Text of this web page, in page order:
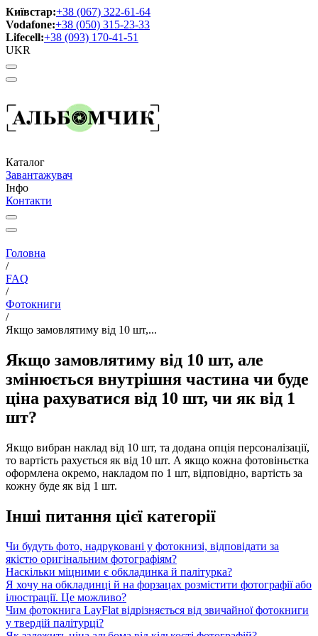
Київстар:+38 (067) 322-61-64
Vodafone:+38 (050) 315-23-33
Lifecell:+38 (093) 170-41-51
UKR
Каталог
Завантажувач
Інфо
Контакти
Головна
/
FAQ
/
Фотокниги
/
Якщо замовлятиму від 10 шт,...
Якщо замовлятиму від 10 шт, але
змінюється внутрішня частина чи буде
ціна рахуватися від 10 шт, чи як від 1
шт?
Якщо вибран наклад від 10 шт, та додана опція персоналізації,
то вартість рахується як від 10 шт. А якщо кожна фотовіньєтка
оформлена окремо, накладом по 1 шт, відповідно, вартість за
кожну буде як від 1 шт.
Інші питання цієї категорії
Чи будуть фото, надруковані у фотокнизі, відповідати за
якістю оригінальним фотографіям?
Наскільки міцними є обкладинка й палітурка?
Я хочу на обкладинці й на форзацах розмістити фотографії або
ілюстрації. Це можливо?
Чим фотокнига LayFlat відрізняється від звичайної фотокниги
у твердій палітурці?